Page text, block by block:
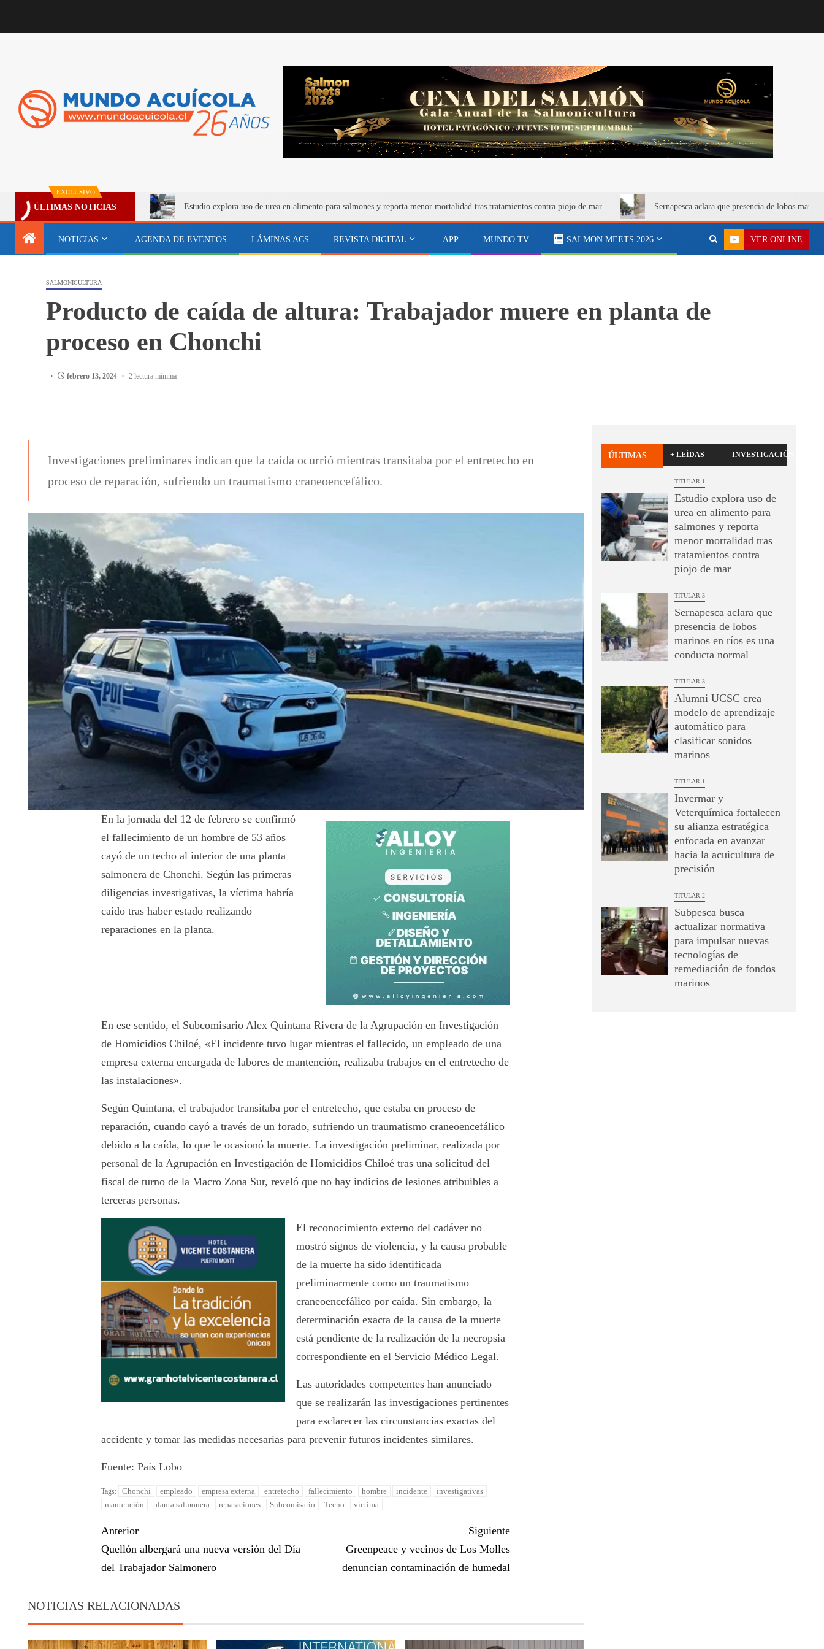
EXCLUSIVO
ÚLTIMAS NOTICIAS Estudio explora uso de urea en alimento para salmones y reporta menor mortalidad tras tratamientos contra piojo de mar Sernapesca aclara que presencia de lobos
NOTICIAS AGENDA DE EVENTOS LÁMINAS ACS REVISTA DIGITAL APP MUNDO TV SALMON MEETS 2026 VER ONLINE
SALMONICULTURA
Producto de caída de altura: Trabajador muere en planta de
proceso en Chonchi
febrero 13, 2024 2 lectura mínima
Investigaciones preliminares indican que la caída ocurrió mientras transitaba por el entretecho en
proceso de reparación, sufriendo un traumatismo craneoencefálico.
En la jornada del 12 de febrero se confirmó
el fallecimiento de un hombre de 53 años
cayó de un techo al interior de una planta
salmonera de Chonchi. Según las primeras
diligencias investigativas, la víctima habría
caído tras haber estado realizando
reparaciones en la planta.
En ese sentido, el Subcomisario Alex Quintana Rivera de la Agrupación en Investigación
de Homicidios Chiloé, «El incidente tuvo lugar mientras el fallecido, un empleado de una
empresa externa encargada de labores de mantención, realizaba trabajos en el entretecho de
las instalaciones».
Según Quintana, el trabajador transitaba por el entretecho, que estaba en proceso de
reparación, cuando cayó a través de un forado, sufriendo un traumatismo craneoencefálico
debido a la caída, lo que le ocasionó la muerte. La investigación preliminar, realizada por
personal de la Agrupación en Investigación de Homicidios Chiloé tras una solicitud del
fiscal de turno de la Macro Zona Sur, reveló que no hay indicios de lesiones atribuibles a
terceras personas.
El reconocimiento externo del cadáver no
mostró signos de violencia, y la causa probable
de la muerte ha sido identificada
preliminarmente como un traumatismo
craneoencefálico por caída. Sin embargo, la
determinación exacta de la causa de la muerte
está pendiente de la realización de la necropsia
correspondiente en el Servicio Médico Legal.
Las autoridades competentes han anunciado
que se realizarán las investigaciones pertinentes
para esclarecer las circunstancias exactas del
accidente y tomar las medidas necesarias para prevenir futuros incidentes similares.
Fuente:País Lobo
Tags: Chonchi empleado empresa externa entretecho fallecimiento hombre incidente
investigativas
mantención
planta salmonera reparaciones Subcomisario Techo víctima
Anterior
Quellón albergará una nueva versión del Día
del Trabajador Salmonero
Siguiente
Greenpeace y vecinos de Los Molles
denuncian contaminación de humedal
NOTICIAS RELACIONADAS
ÚLTIMAS + LEÍDAS INVESTIGACIÓN
TITULAR 1
Estudio explora uso de
urea en alimento para
salmones y reporta
menor mortalidad tras
tratamientos contra
piojo de mar
TITULAR 3
Sernapesca aclara que
presencia de lobos
marinos en ríos es una
conducta normal
TITULAR 3
Alumni UCSC crea
modelo de aprendizaje
automático para
clasificar sonidos
marinos
TITULAR 1
Invermar y
Veterquímica fortalecen
su alianza estratégica
enfocada en avanzar
hacia la acuicultura de
precisión
TITULAR 2
Subpesca busca
actualizar normativa
para impulsar nuevas
tecnologías de
remediación de fondos
marinos